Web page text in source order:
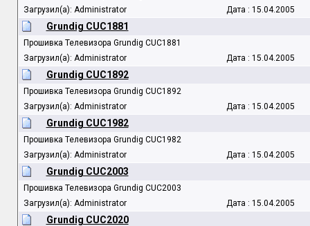
Загрузил(а): Administrator
Дата : 15.04.2005
Grundig CUC1881
Прошивка Телевизора Grundig CUC1881
Загрузил(а): Administrator
Дата : 15.04.2005
Grundig CUC1892
Прошивка Телевизора Grundig CUC1892
Загрузил(а): Administrator
Дата : 15.04.2005
Grundig CUC1982
Прошивка Телевизора Grundig CUC1982
Загрузил(а): Administrator
Дата : 15.04.2005
Grundig CUC2003
Прошивка Телевизора Grundig CUC2003
Загрузил(а): Administrator
Дата : 15.04.2005
Grundig CUC2020